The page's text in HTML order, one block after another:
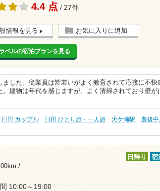
4.4 点 / 27件
情報を見る お気に入りに追加
ベルの宿泊プランを見る
した。従業員は皆若いがよく教育されて応接に不快
。建物は年代を感じますが、よく清掃されており壁が
日田 カップル 日田 ひとり旅・一人旅 天ケ瀬駅
豊後
/
日帰り 宿
10:00～19:00